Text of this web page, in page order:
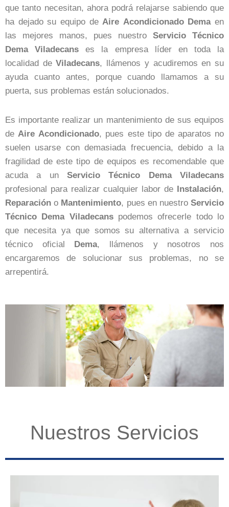
que tanto necesitan, ahora podrá relajarse sabiendo que
ha dejado su equipo deAire Acondicionado Demaen
las mejores manos, pues nuestro Servicio Técnico
Dema Viladecans es la empresa líder en toda la
localidad deViladecans, llámenos y acudiremos en su
ayuda cuanto antes, porque cuando llamamos a su
puerta, sus problemas están solucionados.
Es importante realizar un mantenimiento de sus equipos
deAire Acondicionado, pues este tipo de aparatos no
suelen usarse con demasiada frecuencia, debido a la
fragilidad de este tipo de equipos es recomendable que
acuda a un Servicio Técnico Dema Viladecans
profesional para realizar cualquier labor de
Instalación,
Reparación o Mantenimiento, pues en nuestroServicio
Técnico Dema Viladecanspodemos ofrecerle todo lo
que necesita ya que somos su alternativa a servicio
técnico oficial
Dema, llámenos y nosotros nos
encargaremos de solucionar sus problemas, no se
arrepentirá.
Nuestros Servicios